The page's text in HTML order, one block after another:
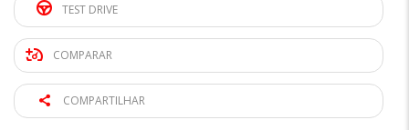
TEST DRIVE
COMPARAR
COMPARTILHAR